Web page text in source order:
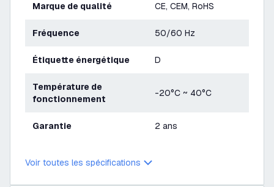
Marque de qualité CE, CEM, RoHS
Fréquence 50/60 Hz
Étiquette énergétique D
Température de
fonctionnement
-20°C ~ 40°C
Garantie 2 ans
Voir toutes les spécifications